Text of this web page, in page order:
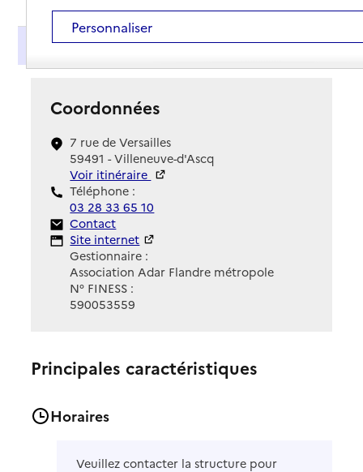
Présentation
Coordonnées
7 rue de Versailles
59491 - Villeneuve-d'Ascq
Voir itinéraire
Téléphone :
03 28 33 65 10
Contact
Contact
Site Internet
Site internet
Gestionnaire :
Association Adar Flandre métropole
N° FINESS :
590053559
Principales caractéristiques
Horaires
Veuillez contacter la structure pour
Personnaliser